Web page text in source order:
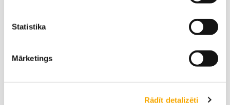
Statistika
Mārketings
Rādīt detalizēti
Agronoms